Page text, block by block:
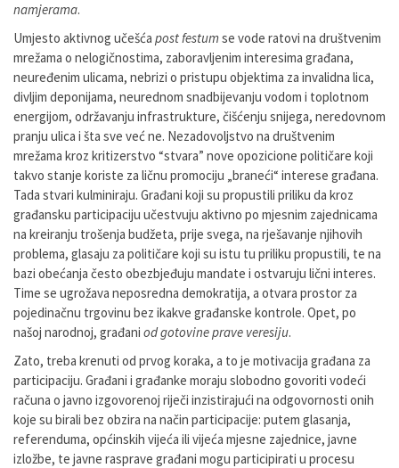
namjerama.
Umjesto aktivnog učešća post festumse vode ratovi na društvenim
mrežama o nelogičnostima, zaboravljenim interesima građana,
neuređenim ulicama, nebrizi o pristupu objektima za invalidna lica,
divljim deponijama, neurednom snadbijevanju vodom i toplotnom
energijom, održavanju infrastrukture, čišćenju snijega, neredovnom
pranju ulica i šta sve već ne. Nezadovoljstvo na društvenim
mrežama kroz kritizerstvo “stvara” nove opozicione političare koji
takvo stanje koriste za ličnu promociju „braneći“ interese građana.
Tada stvari kulminiraju. Građani koji su propustili priliku da kroz
građansku participaciju učestvuju aktivno po mjesnim zajednicama
na kreiranju trošenja budžeta, prije svega, na rješavanje njihovih
problema, glasaju za političare koji su istu tu priliku propustili, te na
bazi obećanja često obezbjeđuju mandate i ostvaruju lični interes.
Time se ugrožava neposredna demokratija, a otvara prostor za
pojedinačnu trgovinu bez ikakve građanske kontrole. Opet, po
našoj narodnoj, građani od gotovine prave veresiju.
Zato, treba krenuti od prvog koraka, a to je motivacija građana za
participaciju. Građani i građanke moraju slobodno govoriti vodeći
računa o javno izgovorenoj riječi inzistirajući na odgovornosti onih
koje su birali bez obzira na način participacije: putem glasanja,
referenduma, općinskih vijeća ili vijeća mjesne zajednice, javne
izložbe, te javne rasprave građani mogu participirati u procesu